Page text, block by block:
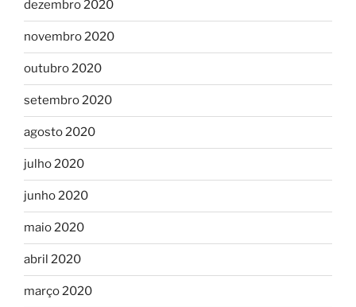
dezembro 2020
novembro 2020
outubro 2020
setembro 2020
agosto 2020
julho 2020
junho 2020
maio 2020
abril 2020
março 2020